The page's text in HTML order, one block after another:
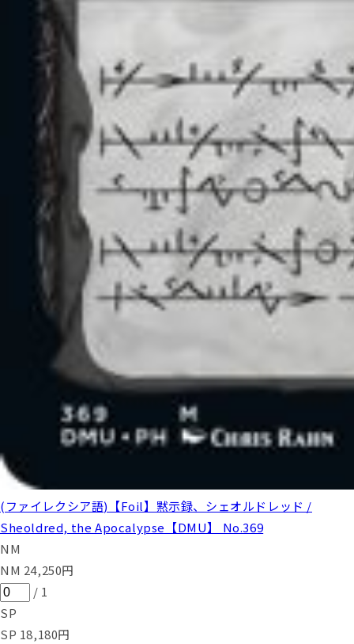
(ファイレクシア語)【Foil】黙示録、シェオルドレッド /
Sheoldred, the Apocalypse【DMU】 No.369
NM
NM 24,250円
/ 1
SP
SP 18,180円